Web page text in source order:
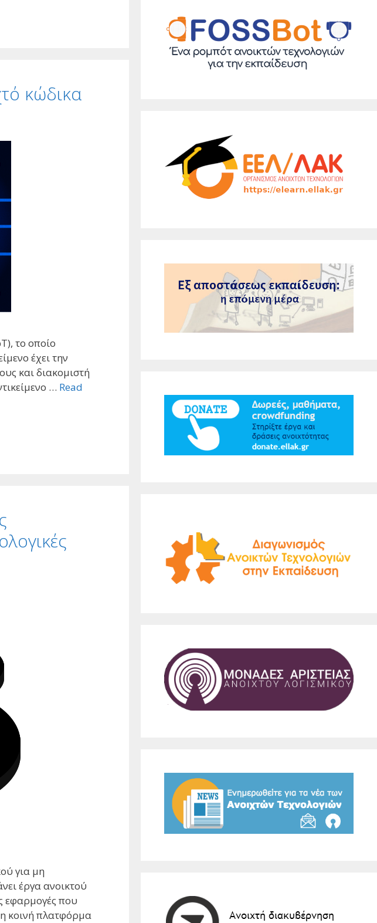
κώδικα
το οποίο
έχει την
και διακομιστή
… Read
για μη
έργα ανοικτού
εφαρμογές που
κοινή πλατφόρμα